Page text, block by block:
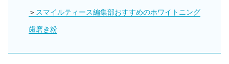
スマイルティース編集部おすすめのホワイトニング
歯磨き粉